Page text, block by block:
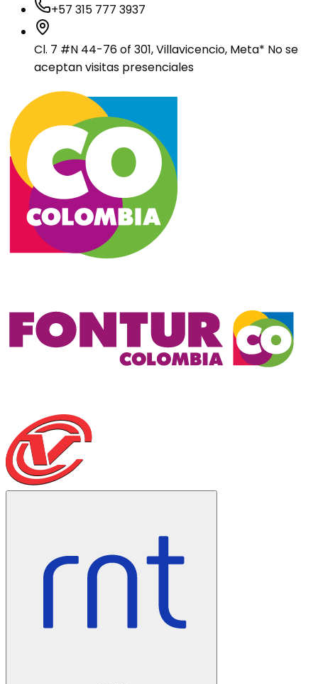
+57 315 777 3937
Cl. 7 #N 44-76 of 301, Villavicencio, Meta* No se
aceptan visitas presenciales